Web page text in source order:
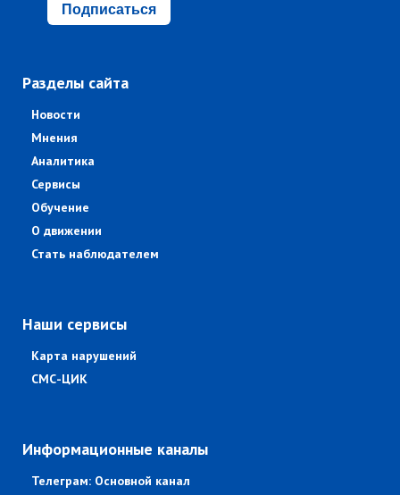
Подписаться
Разделы сайта
Новости
Мнения
Аналитика
Сервисы
Обучение
О движении
Стать наблюдателем
Наши сервисы
Карта нарушений
СМС-ЦИК
Информационные каналы
Телеграм: Основной канал